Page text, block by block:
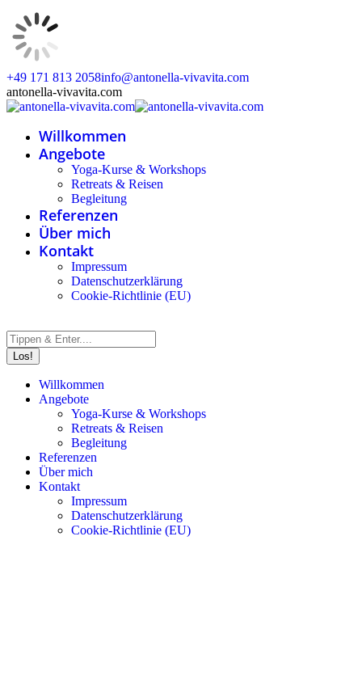
Zum
Inhalt
springen
+49 171 813 2058info@antonella-vivavita.com
Instagram
page
window
Facebook
page
window
Linkedin
page
window
Whatsapp
page
window
antonella-vivavita.com
Willkommen
Angebote
Yoga-Kurse & Workshops
Retreats & Reisen
Begleitung
Referenzen
Über mich
Kontakt
Impressum
Datenschutzerklärung
Cookie-Richtlinie (EU)
Willkommen
Angebote
Yoga-Kurse & Workshops
Retreats & Reisen
Begleitung
Referenzen
Über mich
Kontakt
Impressum
Datenschutzerklärung
Cookie-Richtlinie (EU)